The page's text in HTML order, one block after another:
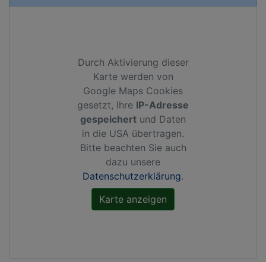
Durch Aktivierung dieser
Karte werden von
Google Maps Cookies
gesetzt, Ihre IP-Adresse
gespeichert und Daten
in die USA übertragen.
Bitte beachten Sie auch
dazu unsere
Datenschutzerklärung.